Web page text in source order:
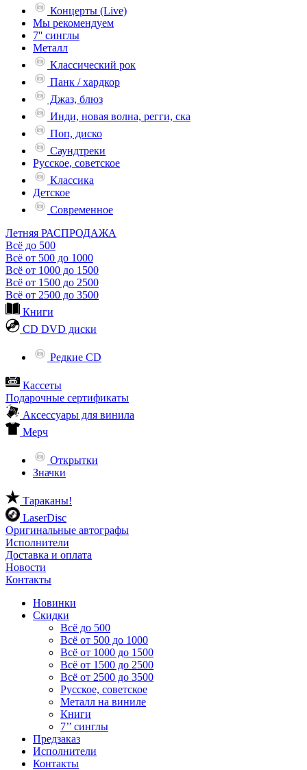
Концерты (Live)
Мы рекомендуем
7'' синглы
Металл
Классический рок
Панк / хардкор
Джаз, блюз
Инди, новая волна, регги, ска
Поп, диско
Саундтреки
Русское, советское
Классика
Детское
Современное
Летняя РАСПРОДАЖА
Всё до 500
Всё от 500 до 1000
Всё от 1000 до 1500
Всё от 1500 до 2500
Всё от 2500 до 3500
Книги
CD DVD диски
Редкие CD
Кассеты
Подарочные сертификаты
Аксессуары для винила
Мерч
Открытки
Значки
Тараканы!
LaserDisc
Оригинальные автографы
Исполнители
Доставка и оплата
Новости
Контакты
Новинки
Скидки
Всё до 500
Всё от 500 до 1000
Всё от 1000 до 1500
Всё от 1500 до 2500
Всё от 2500 до 3500
Русское, советское
Металл на виниле
Книги
7’’ синглы
Предзаказ
Исполнители
Контакты